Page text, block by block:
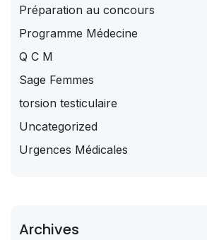
Préparation au concours
Programme Médecine
Q C M
Sage Femmes
torsion testiculaire
Uncategorized
Urgences Médicales
Archives